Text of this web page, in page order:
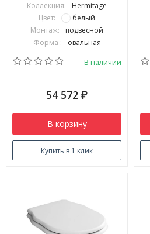
HEB003 01 00
Коллекция:
Hermitage
Цвет:
белый
Монтаж:
подвесной
Форма :
овальная
В наличии
54 572 ₽
В корзину
Купить в 1 клик